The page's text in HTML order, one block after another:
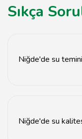
Sıkça
Niğde'de su temini
Niğde'de su